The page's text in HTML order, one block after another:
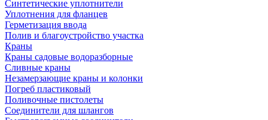
Синтетические уплотнители
Уплотнения для фланцев
Герметизация ввода
Полив и благоустройство участка
Краны
Краны садовые водоразборные
Сливные краны
Незамерзающие краны и колонки
Погреб пластиковый
Поливочные пистолеты
Соединители для шлангов